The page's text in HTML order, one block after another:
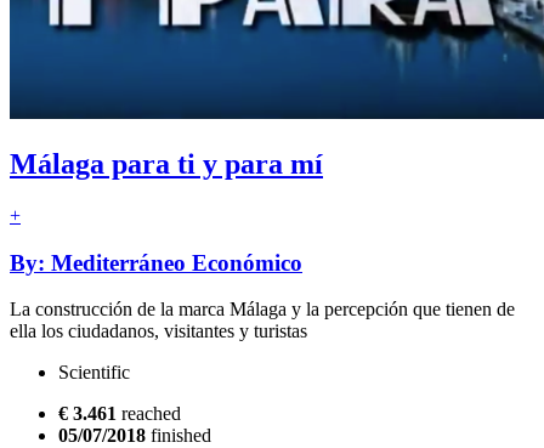
Málaga para ti y para mí
+
By: Mediterráneo Económico
La construcción de la marca Málaga y la percepción que tienen de
ella los ciudadanos, visitantes y turistas
Scientific
€ 3.461 reached
05/07/2018 finished